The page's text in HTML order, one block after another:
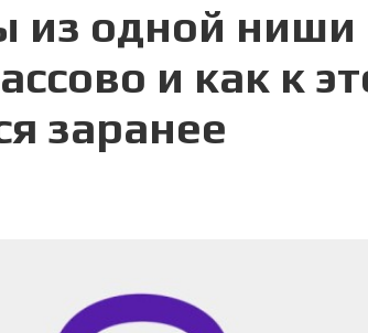
из одной ниши
и как к
заранее